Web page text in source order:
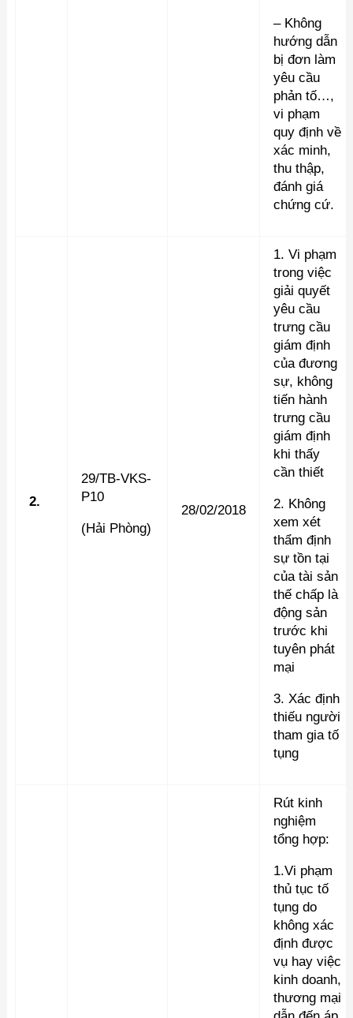
– Không
hướng dẫn
bị đơn làm
yêu cầu
phản tố…,
vi phạm
quy định về
xác minh,
thu thập,
đánh giá
chứng cứ.
2.
29/TB-VKS-
P10
(Hải Phòng)
28/02/2018
1. Vi phạm
trong việc
giải quyết
yêu cầu
trưng cầu
giám định
của đương
sự, không
tiến hành
trưng cầu
giám định
khi thấy
cần thiết
2. Không
xem xét
thẩm định
sự tồn tại
của tài sản
thế chấp là
động sản
trước khi
tuyên phát
mại
3. Xác định
thiếu người
tham gia tố
tụng
Rút kinh
nghiệm
tổng hợp:
1.Vi phạm
thủ tục tố
tụng do
không xác
định được
vụ hay việc
kinh doanh,
thương mại